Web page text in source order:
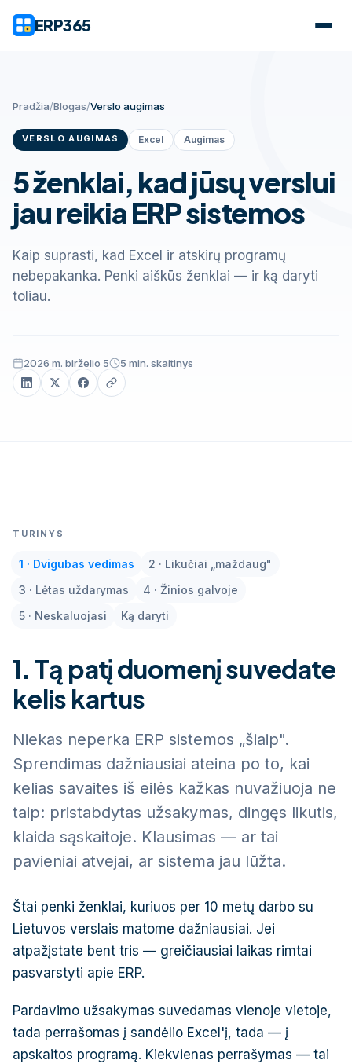
ERP365
Pradžia/Blogas/Verslo augimas
VERSLO AUGIMAS Excel Augimas
5 ženklai, kad jūsų verslui
jau reikia ERP sistemos
Kaip suprasti, kad Excel ir atskirų programų
nebepakanka. Penki aiškūs ženklai — ir ką daryti
toliau.
2026 m. birželio 5 5 min. skaitinys
TURINYS
1 · Dvigubas vedimas
2 · Likučiai „maždaug"
3 · Lėtas uždarymas
4 · Žinios galvoje
5 · Neskaluojasi
Ką daryti
1. Tą patį duomenį suvedate
kelis kartus
Niekas neperka ERP sistemos „šiaip".
Sprendimas dažniausiai ateina po to, kai
kelias savaites iš eilės kažkas nuvažiuoja ne
taip: pristabdytas užsakymas, dingęs likutis,
klaida sąskaitoje. Klausimas — ar tai
pavieniai atvejai, ar sistema jau lūžta.
Štai penki ženklai, kuriuos per 10 metų darbo su
Lietuvos verslais matome dažniausiai. Jei
atpažįstate bent tris — greičiausiai laikas rimtai
pasvarstyti apie ERP.
Pardavimo užsakymas suvedamas vienoje vietoje,
tada perrašomas į sandėlio Excel'į, tada — į
apskaitos programą. Kiekvienas perrašymas — tai